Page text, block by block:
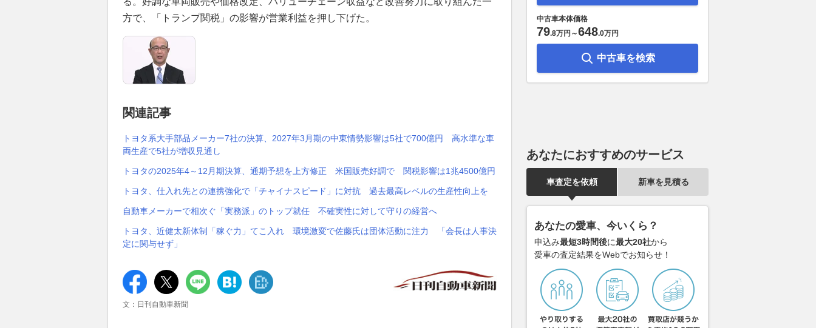
方で、「トランプ関税」の影響が営業利益を押し下げた。
関連記事
トヨタ系大手部品メーカー7社の決算、2027年3月期の中東情勢影響は5社で700億円 高水準な車
両生産で5社が増収見通し
トヨタの2025年4～12月期決算、通期予想を上方修正 米国販売好調で 関税影響は1兆4500億円
トヨタ、仕入れ先との連携強化で「チャイナスピード」に対抗 過去最高レベルの生産性向上を
自動車メーカーで相次ぐ「実務派」のトップ就任 不確実性に対して守りの経営へ
トヨタ、近健太新体制「稼ぐ力」てこ入れ 環境激変で佐藤氏は団体活動に注力 「会長は人事決
定に関与せず」
文：日刊自動車新聞
中古車本体価格
79.8万円 ～648.0万円
中古車を検索
あなたにおすすめのサービス
車査定を依頼 新車を見積る
あなたの愛車、今いくら？
申込み最短3時間後に最大20社から
愛車の査定結果をWebでお知らせ！